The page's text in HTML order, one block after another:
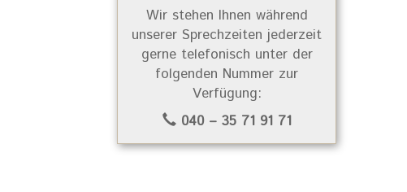
Wir stehen Ihnen während
unserer Sprechzeiten jederzeit
gerne telefonisch unter der
folgenden Nummer zur
Verfügung:
040 – 35 71 91 71